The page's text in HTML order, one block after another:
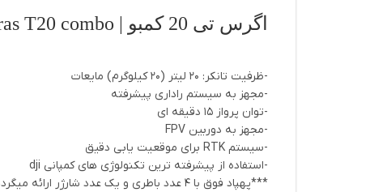
اگرس تی 20 کمبو | DJI Agras T20 combo
-ظرفیت تانکر: 20 لیتر (20 کیلوگرم) مایعات
-مجهز به سیستم راداری پیشرفته
-توان پرواز 15 دقیقه ای
-مجهز به دوربین FPV
-سیستم RTK برای موقعیت یابی دقیق
-استفاده از پیشرفته ترین تکنولوژی های کمپانی dji
***پهپاد فوق با 4 عدد باطری و یک عدد شارژر ارائه میگردد***